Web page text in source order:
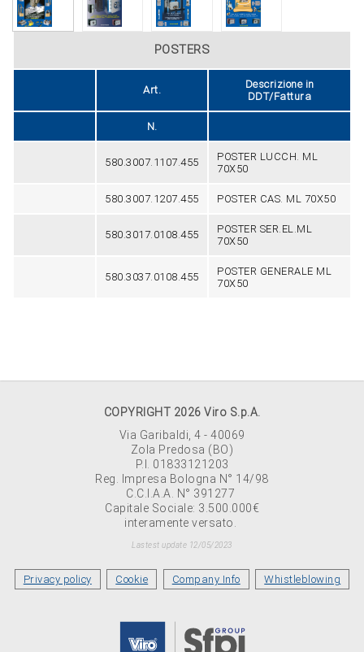
POSTERS
Art.
Descrizione in
DDT/Fattura
N.
580.3007.1107.455
POSTER LUCCH. ML
70X50
580.3007.1207.455 POSTER CAS. ML 70X50
580.3017.0108.455
POSTER SER.EL.ML
70X50
580.3037.0108.455
POSTER GENERALE ML
70X50
COPYRIGHT 2026 Viro S.p.A.
Via Garibaldi, 4 - 40069
Zola Predosa (BO)
P.I. 01833121203
Reg. Impresa Bologna N° 14/98
C.C.I.A.A. N° 391277
Capitale Sociale: 3.500.000€
interamente versato.
Lastest update 12/05/2023
Privacy policy Cookie Company Info Whistleblowing